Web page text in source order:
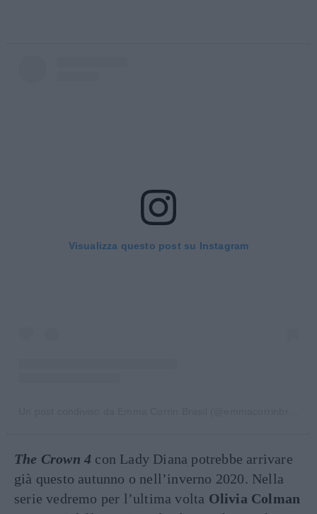
Visualizza questo post su Instagram
The Crown 4 con Lady Diana potrebbe arrivare
già questo autunno o nell’inverno 2020. Nella
serie vedremo per l’ultima volta Olivia Colman